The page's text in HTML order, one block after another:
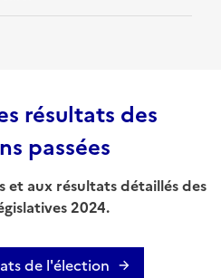
résultats des
passées
aux résultats détaillés des
2024.
de l'élection